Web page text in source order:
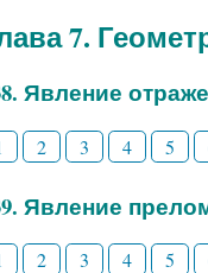
7.
Явление
2 3 4 5
Явление
2 3 4 5